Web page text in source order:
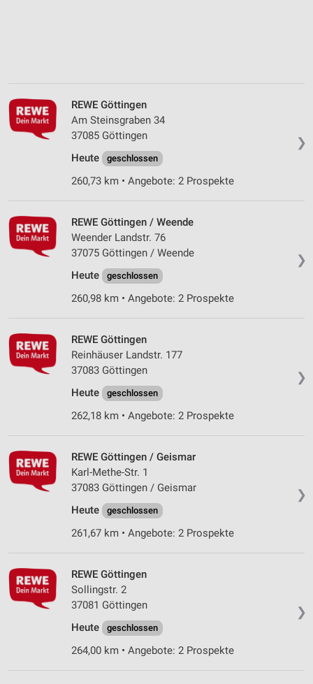
❯
REWE Göttingen
Am Steinsgraben 34
37085 Göttingen
Heute
geschlossen
260,73 km • Angebote: 2 Prospekte
❯
REWE Göttingen / Weende
Weender Landstr. 76
37075 Göttingen / Weende
Heute
geschlossen
260,98 km • Angebote: 2 Prospekte
❯
REWE Göttingen
Reinhäuser Landstr. 177
37083 Göttingen
Heute
geschlossen
262,18 km • Angebote: 2 Prospekte
❯
REWE Göttingen / Geismar
Karl-Methe-Str. 1
37083 Göttingen / Geismar
Heute
geschlossen
261,67 km • Angebote: 2 Prospekte
❯
REWE Göttingen
Sollingstr. 2
37081 Göttingen
Heute
geschlossen
264,00 km • Angebote: 2 Prospekte